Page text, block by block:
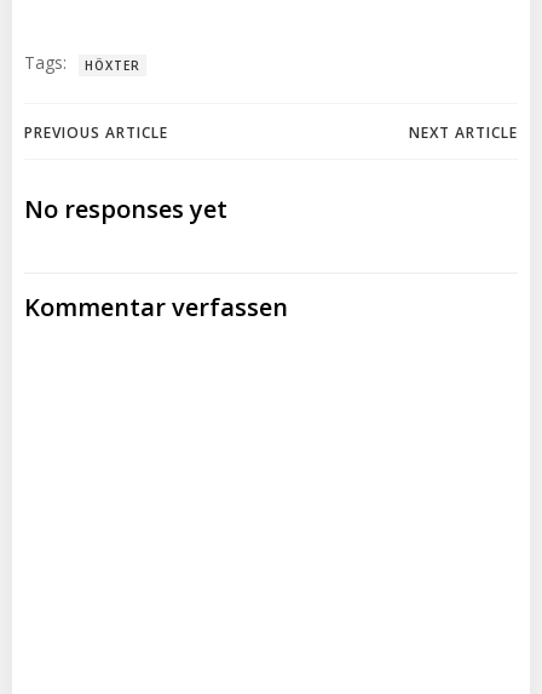
Tags: HÖXTER
Post
navigation
PREVIOUS ARTICLE NEXT ARTICLE
No responses yet
Kommentar verfassen